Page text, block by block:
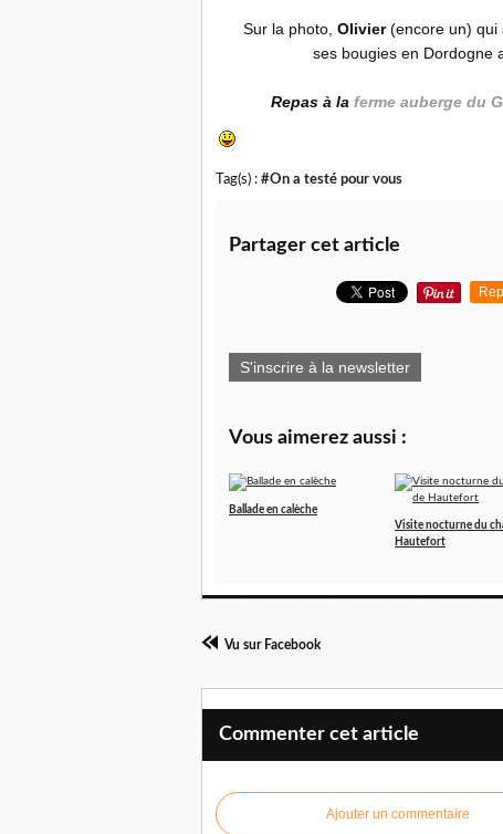
Sur la photo, Olivier(encore un) qui
ses bougies en Dordogne
Repas à la ferme auberge du
Tag(s) : #On a testé pour vous
Partager cet article
S'inscrire à la newsletter
Vous aimerez aussi :
Ballade en calèche
Visite nocturne du
Hautefort
Vu sur Facebook
Commenter cet article
Ajouter un commentaire